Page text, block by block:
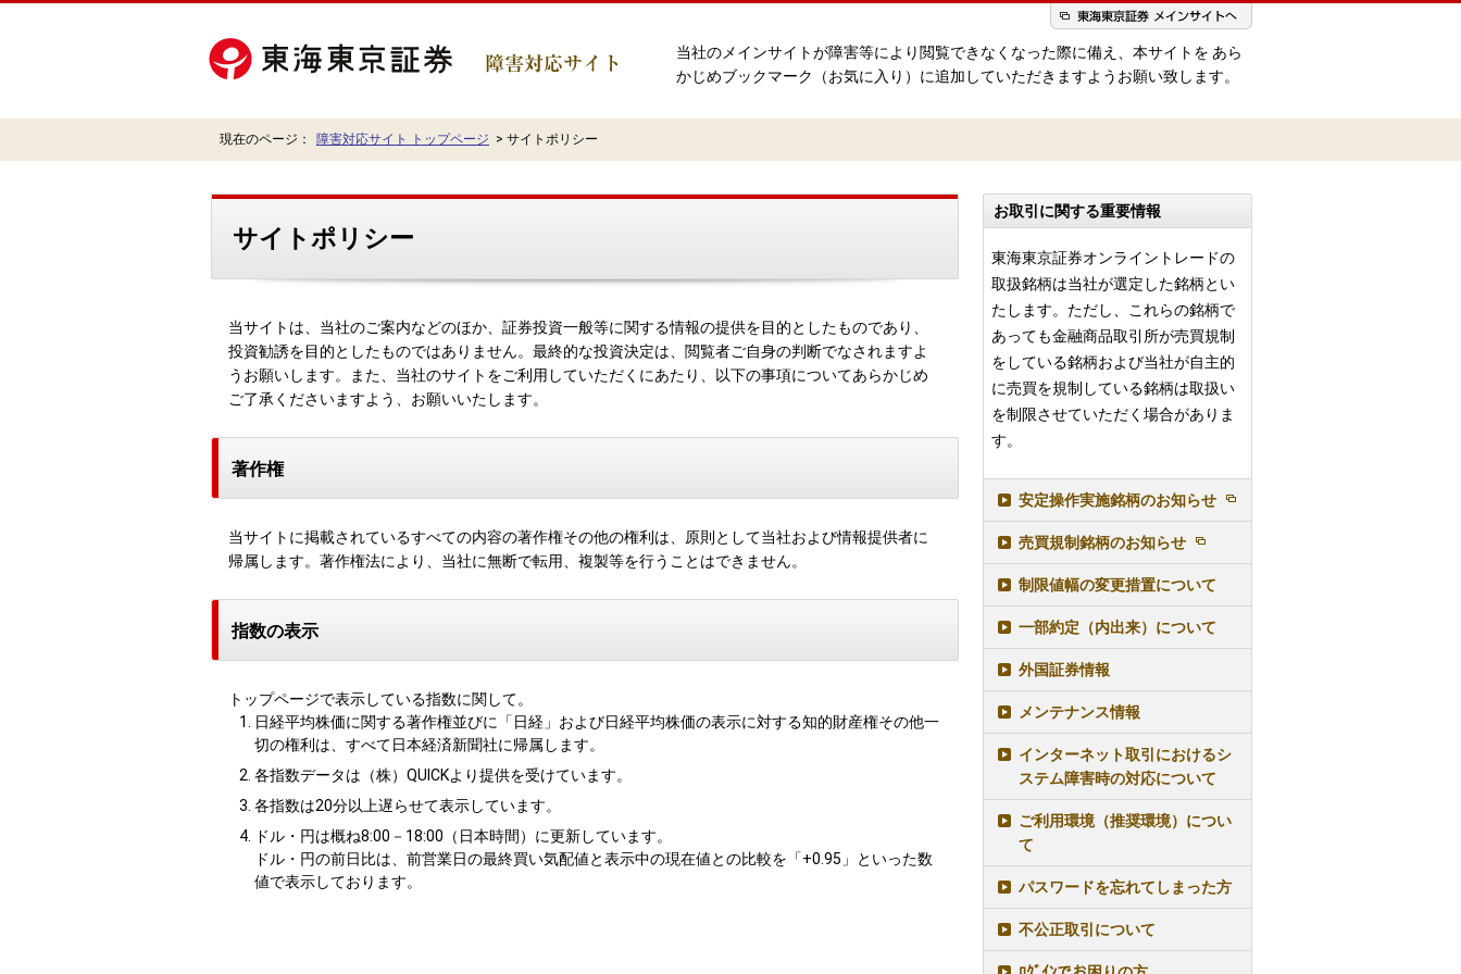
当社のメインサイトが障害等により閲覧できなくなった際に備え、本サイトを あら
かじめブックマーク（お気に入り）に追加していただきますようお願い致します。
現在のページ： 障害対応サイト トップページ > サイトポリシー
お取引に関する重要情報
東海東京証券オンライントレードの
取扱銘柄は当社が選定した銘柄とい
たします。ただし、これらの銘柄で
あっても金融商品取引所が売買規制
をしている銘柄および当社が自主的
に売買を規制している銘柄は取扱い
を制限させていただく場合がありま
す。
安定操作実施銘柄のお知らせ
売買規制銘柄のお知らせ
制限値幅の変更措置について
一部約定（内出来）について
外国証券情報
メンテナンス情報
インターネット取引におけるシ
ステム障害時の対応について
ご利用環境（推奨環境）につい
て
パスワードを忘れてしまった方
不公正取引について
サイトポリシー
当サイトは、当社のご案内などのほか、証券投資一般等に関する情報の提供を目的としたものであり、
投資勧誘を目的としたものではありません。最終的な投資決定は、閲覧者ご自身の判断でなされますよ
うお願いします。また、当社のサイトをご利用していただくにあたり、以下の事項についてあらかじめ
ご了承くださいますよう、お願いいたします。
著作権
当サイトに掲載されているすべての内容の著作権その他の権利は、原則として当社および情報提供者に
帰属します。著作権法により、当社に無断で転用、複製等を行うことはできません。
指数の表示
トップページで表示している指数に関して。
日経平均株価に関する著作権並びに「日経」および日経平均株価の表示に対する知的財産権その他一
切の権利は、すべて日本経済新聞社に帰属します。
各指数データは（株）QUICKより提供を受けています。
各指数は20分以上遅らせて表示しています。
ドル・円は概ね8:00－18:00（日本時間）に更新しています。
ドル・円の前日比は、前営業日の最終買い気配値と表示中の現在値との比較を「+0.95」といった数
値で表示しております。